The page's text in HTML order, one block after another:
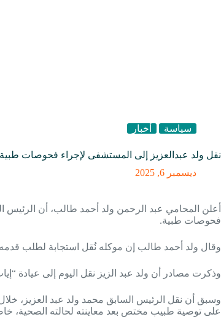
سياسة أخبار
نقل ولد عبدالعزيز إلى المستشفى لإجراء فحوصات طبية
ديسمبر 6, 2025
أعلن المحامي عبد الرحمن ولد أحمد طالب، أن الرئيس
فحوصات طبية.
وقال ولد أحمد طالب إن موكله نُقل استجابة لطلب
وذكرت مصادر أن ولد عبد الزيز نقل اليوم إلى عيادة
وسبق أن نقل الرئيس السابق محمد ولد عبد العزيز،
على توصية طبيب مختص بعد معاينته لحالته الصحية،